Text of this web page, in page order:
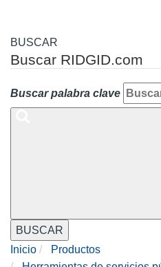
BUSCAR
Buscar RIDGID.com
Buscar palabra clave
BUSCAR
Inicio
Productos